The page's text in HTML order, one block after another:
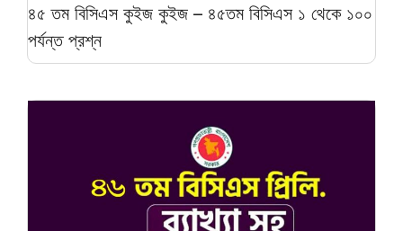
৪৫ তম বিসিএস কুইজ কুইজ – ৪৫তম বিসিএস ১ থেকে ১০০
পর্যন্ত প্রশ্ন